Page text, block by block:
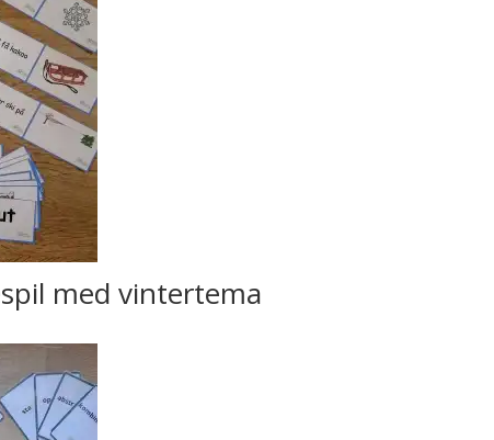
med vintertema